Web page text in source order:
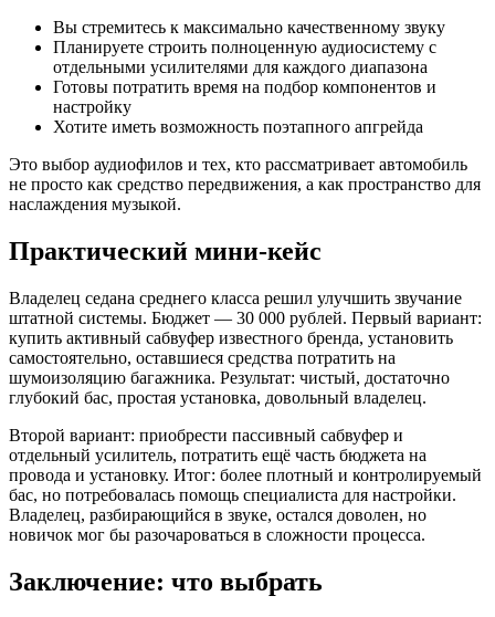
Вы стремитесь к максимально качественному звуку
Планируете строить полноценную аудиосистему с
отдельными усилителями для каждого диапазона
Готовы потратить время на подбор компонентов и
настройку
Хотите иметь возможность поэтапного апгрейда
Это выбор аудиофилов и тех, кто рассматривает автомобиль
не просто как средство передвижения, а как пространство для
наслаждения музыкой.
Практический мини-кейс
Владелец седана среднего класса решил улучшить звучание
штатной системы. Бюджет — 30 000 рублей. Первый вариант:
купить активный сабвуфер известного бренда, установить
самостоятельно, оставшиеся средства потратить на
шумоизоляцию багажника. Результат: чистый, достаточно
глубокий бас, простая установка, довольный владелец.
Второй вариант: приобрести пассивный сабвуфер и
отдельный усилитель, потратить ещё часть бюджета на
провода и установку. Итог: более плотный и контролируемый
бас, но потребовалась помощь специалиста для настройки.
Владелец, разбирающийся в звуке, остался доволен, но
новичок мог бы разочароваться в сложности процесса.
Заключение: что выбрать